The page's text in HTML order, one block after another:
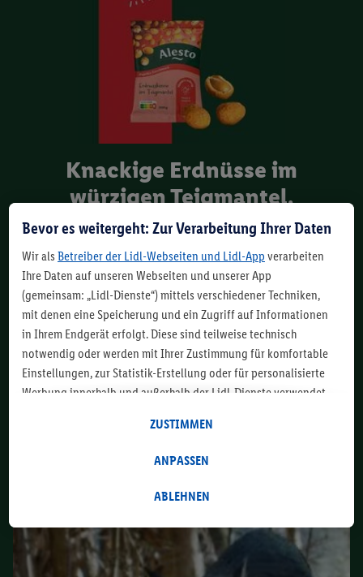
Knackige Erdnüsse im
würzigen Teigmantel.
Liebe auf den ersten Biss: Die hohe Qualität unserer
Alesto Cruspies kannst du nicht nur schmecken,
sondern auch hören. Denn der extra knusprige und
würzige Teigmantel, der unsere sorgfältig
ausgewählten Erdnüsse umhüllt, verleiht jeder
Situation den passenden Crunch.
Bevor es weitergeht: Zur Verarbeitung Ihrer Daten
Wir als Betreiber der Lidl-Webseiten und Lidl-App verarbeiten
Ihre Daten auf unseren Webseiten und unserer App
(gemeinsam: „Lidl-Dienste“) mittels verschiedener Techniken,
mit denen eine Speicherung und ein Zugriff auf Informationen
in Ihrem Endgerät erfolgt. Diese sind teilweise technisch
notwendig oder werden mit Ihrer Zustimmung für komfortable
Einstellungen, zur Statistik-Erstellung oder für personalisierte
Werbung innerhalb und außerhalb der Lidl-Dienste verwendet.
diese Zwecke auch Daten aus Ihrem Filial-Kaufverhalten
Verwendungszwecke zulassen und weitere Angaben zu den
Datenverarbeitungen finden. Durch einen Klick auf „Ablehnen“
Durch einen Klick auf „Zustimmen“ stimmen Sie allen
Verarbeitungen zu sämtlichen vorgenannten Zwecken zu.
Weitere Informationen, auch zur Speicherdauer der Daten und
ABLEHNEN
ANPASSEN
ZUSTIMMEN